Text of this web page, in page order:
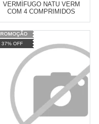
VERMÍFUGO NATU VERM
COM 4 COMPRIMIDOS
Varejo:
Atacado: R$ 2.550,90 (Apenas
Revendedor)
10
Cat:VERMÍFUGOS
COMPRAR
37% OFF